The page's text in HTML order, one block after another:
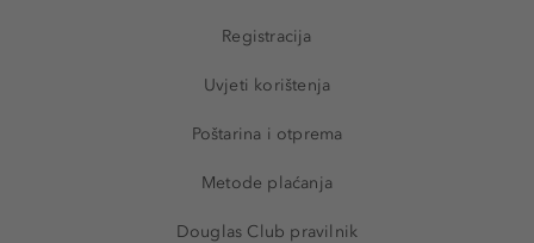
Registracija
Uvjeti korištenja
Poštarina i otprema
Metode plaćanja
Douglas Club pravilnik